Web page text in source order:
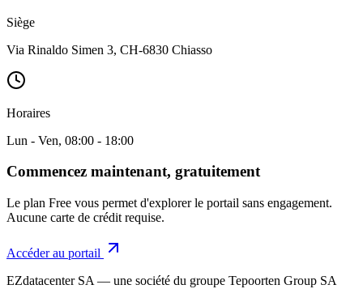
Siège
Via Rinaldo Simen 3, CH-6830 Chiasso
Horaires
Lun - Ven, 08:00 - 18:00
Commencez maintenant, gratuitement
Le plan Free vous permet d'explorer le portail sans engagement.
Aucune carte de crédit requise.
Accéder au portail
EZdatacenter SA — une société du groupe Tepoorten Group SA